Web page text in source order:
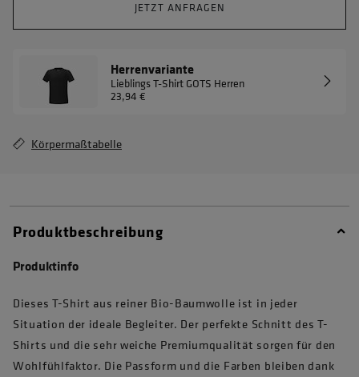
JETZT ANFRAGEN
Herrenvariante
Lieblings T-Shirt GOTS Herren
23,94 €
Körpermaßtabelle
Produktbeschreibung
Produktinfo
Dieses T-Shirt aus reiner Bio-Baumwolle ist in jeder
Situation der ideale Begleiter. Der perfekte Schnitt des T-
Shirts und die sehr weiche Premiumqualität sorgen für den
Wohlfühlfaktor. Die Passform und die Farben bleiben dank